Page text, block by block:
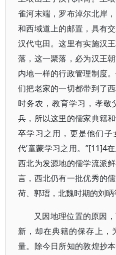
雀河末端，罗布淖尔北岸
和西域道上的邮置，具有
汉代屯田。这里有实施汉
落，这一聚落，必为汉王
内地一样的行政管理制度
们把老家的一切都带到了
时务农，教育学习，孝敬
兵，所以这里的儒家典籍
卒学习之用，更是他们子
代’童蒙学习之用。”[11]4
西北为发源地的儒学流派
言，西北仍有一批优秀的
荷、郭瑨，北魏时期的刘昞
又因地理位置的原因
新，却在典籍的保存上，
量。除今日所知的敦煌抄